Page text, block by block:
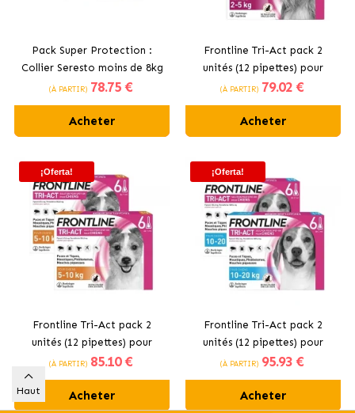
Pack Super Protection :
Collier Seresto moins de 8kg
+ Advantix 4 Pipettes 4-10kg
(À PARTIR) 78.75 €
Acheter
Frontline Tri-Act pack 2
unités (12 pipettes) pour
chiens mini (2-5 kg)
(À PARTIR) 79.02 €
Acheter
¡Oferta!
Frontline Tri-Act pack 2
unités (12 pipettes) pour
chiens taille petite (5-10 kg)
(À PARTIR) 85.10 €
Acheter
¡Oferta!
Frontline Tri-Act pack 2
unités (12 pipettes) pour
chiens de taille moyenne (10-
(À PARTIR) 95.93 €
Acheter
Haut